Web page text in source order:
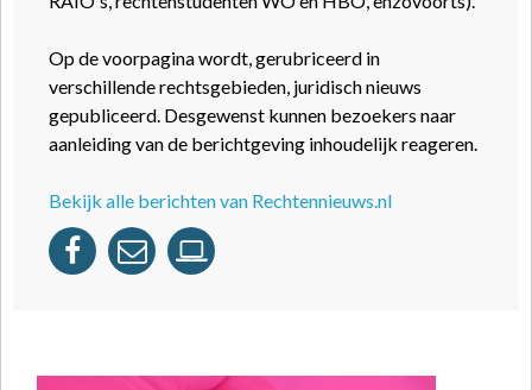
Op de voorpagina wordt, gerubriceerd in
verschillende rechtsgebieden, juridisch nieuws
gepubliceerd. Desgewenst kunnen bezoekers naar
aanleiding van de berichtgeving inhoudelijk reageren.
Bekijk alle berichten van Rechtennieuws.nl